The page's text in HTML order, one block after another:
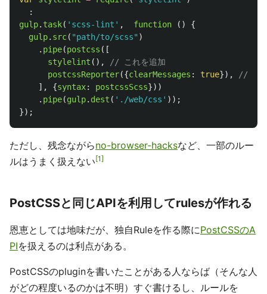
:
gulp. task( ' scss-lint ' , function ()
{
gulp. src( "path/to/scss" )
. pipe(postcss ([
stylelint (),
// これを追加
postcssReporter({clearMessages : true}),
// こ
],
{syntax: postcssScss}))
. pipe(gulp. dest ( ' ./web/css ' ));
});
ただし、残念ながらno-browser-hacksなど、一部のルー
ルはうまく扱えない 1
PostCSSと同じAPIを利用してrulesが作れる
恩恵としては地味だが、独自Ruleを作る際にPostCSSのA
PIを扱えるのは利点がある。
PostCSSのpluginを書いたことがある人ならば（そんな人
がどの程度いるのかは不明）すぐ書けるし、ルールを